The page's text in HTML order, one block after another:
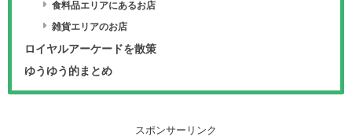
食料品エリアにあるお店
雑貨エリアのお店
ロイヤルアーケードを散策
ゆうゆう的まとめ
スポンサーリンク